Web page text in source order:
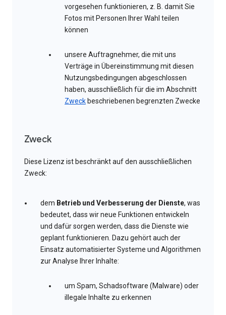
vorgesehen funktionieren, z. B. damit Sie
Fotos mit Personen Ihrer Wahl teilen
können
unsere Auftragnehmer, die mit uns
Verträge in Übereinstimmung mit diesen
Nutzungsbedingungen abgeschlossen
haben, ausschließlich für die im Abschnitt
Zweck beschriebenen begrenzten Zwecke
Zweck
Diese Lizenz ist beschränkt auf den ausschließlichen
Zweck:
dem Betrieb und Verbesserung der Dienste, was
bedeutet, dass wir neue Funktionen entwickeln
und dafür sorgen werden, dass die Dienste wie
geplant funktionieren. Dazu gehört auch der
Einsatz automatisierter Systeme und Algorithmen
zur Analyse Ihrer Inhalte:
um Spam, Schadsoftware (Malware) oder
illegale Inhalte zu erkennen